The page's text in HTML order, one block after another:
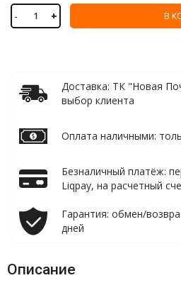
- + В
Доставка: ТК "Новая
выбор клиента
Оплата наличными:
Безналичный платёж:
Liqpay, на расчетный
Гарантия: обмен/
дней
Описание